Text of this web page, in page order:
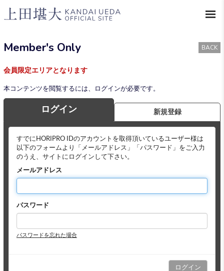
Member's Only BACK
会員限定エリアとなります
本コンテンツを閲覧するには、ログインが必要です。
ログイン 新規登録
すでにHORIPRO IDのアカウントを取得頂いているユーザー様は
以下のフォームより「メールアドレス」「パスワード」をご入力
のうえ、サイトにログインして下さい。
メールアドレス
パスワード
パスワードを忘れた場合